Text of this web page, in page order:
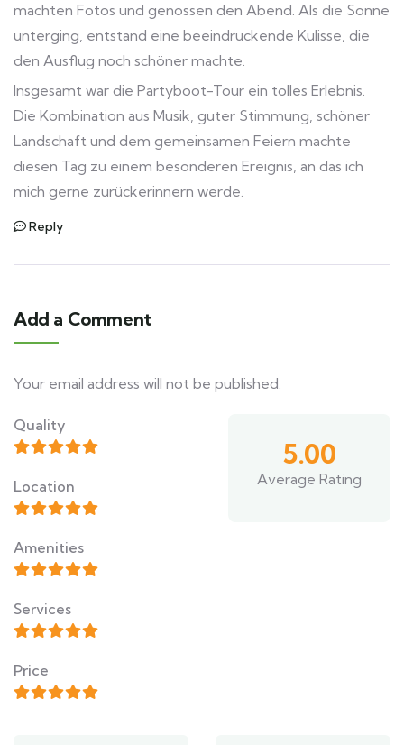
machten Fotos und genossen den Abend. Als die Sonne
unterging, entstand eine beeindruckende Kulisse, die
den Ausflug noch schöner machte.
Insgesamt war die Partyboot-Tour ein tolles Erlebnis.
Die Kombination aus Musik, guter Stimmung, schöner
Landschaft und dem gemeinsamen Feiern machte
diesen Tag zu einem besonderen Ereignis, an das ich
mich gerne zurückerinnern werde.
Reply
Add a Comment
Your email address will not be published.
Quality
Location
Amenities
Services
Price
5.00
Average Rating